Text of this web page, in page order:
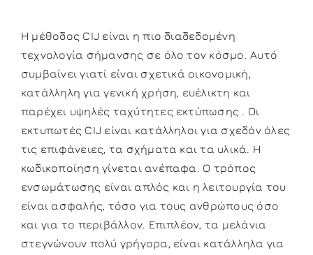
Η μέθοδος CIJ είναι η πιο διαδεδομένη
τεχνολογία σήμανσης σε όλο τον κόσμο. Αυτό
συμβαίνει γιατί είναι σχετικά οικονομική,
κατάλληλη για γενική χρήση, ευέλικτη και
παρέχει υψηλές ταχύτητες εκτύπωσης . Οι
εκτυπωτές CIJ είναι κατάλληλοι για σχεδόν όλες
τις επιφάνειες, τα σχήματα και τα υλικά. Η
κωδικοποίηση γίνεται ανέπαφα. Ο τρόπος
ενσωμάτωσης είναι απλός και η λειτουργία του
είναι ασφαλής, τόσο για τους ανθρώπους όσο
και για το περιβάλλον. Επιπλέον, τα μελάνια
στεγνώνουν πολύ γρήγορα, είναι κατάλληλα για